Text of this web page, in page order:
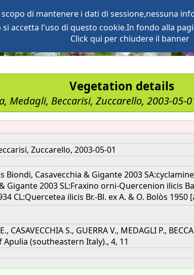
di mantenere i dati di sessione,nessuna
accetta l'uso di questo cookie.In fondo alla
Click qui per chiudere il banner
Vegetation details
Medagli, Beccarisi, Zuccarello, 2003-05-
Zuccarello, 2003-05-01
Casavecchia & Gigante 2003
Gigante 2003 SL:Fraxino orni-Quercenion ilicis
CL:Quercetea ilicis Br.-Bl. ex A. & O. Bolòs 1950
CASAVECCHIA S., GUERRA V., MEDAGLI P.,
(southeastern Italy)., 4, 11